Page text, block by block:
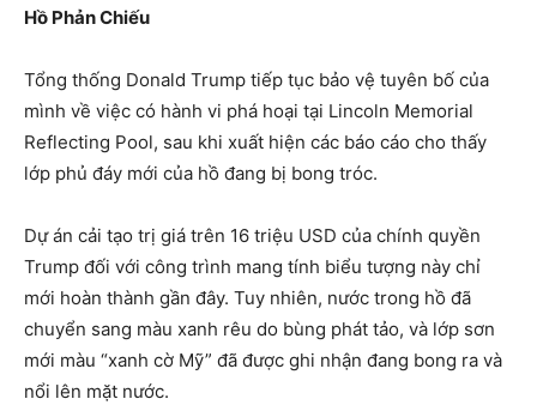
Hồ Phản Chiếu
Tổng thống Donald Trump tiếp tục bảo vệ tuyên bố của
mình về việc có hành vi phá hoại tại Lincoln Memorial
Reflecting Pool, sau khi xuất hiện các báo cáo cho thấy
lớp phủ đáy mới của hồ đang bị bong tróc.
Dự án cải tạo trị giá trên 16 triệu USD của chính quyền
Trump đối với công trình mang tính biểu tượng này chỉ
mới hoàn thành gần đây. Tuy nhiên, nước trong hồ đã
chuyển sang màu xanh rêu do bùng phát tảo, và lớp sơn
mới màu “xanh cờ Mỹ” đã được ghi nhận đang bong ra và
nổi lên mặt nước.